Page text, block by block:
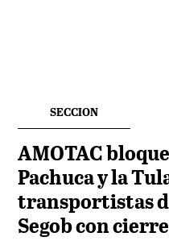
SECCION
AMOTAC
Pachuca y la
transportistas
Segob con